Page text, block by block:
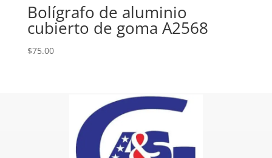
Bolígrafo de aluminio
cubierto de goma A2568
$75.00